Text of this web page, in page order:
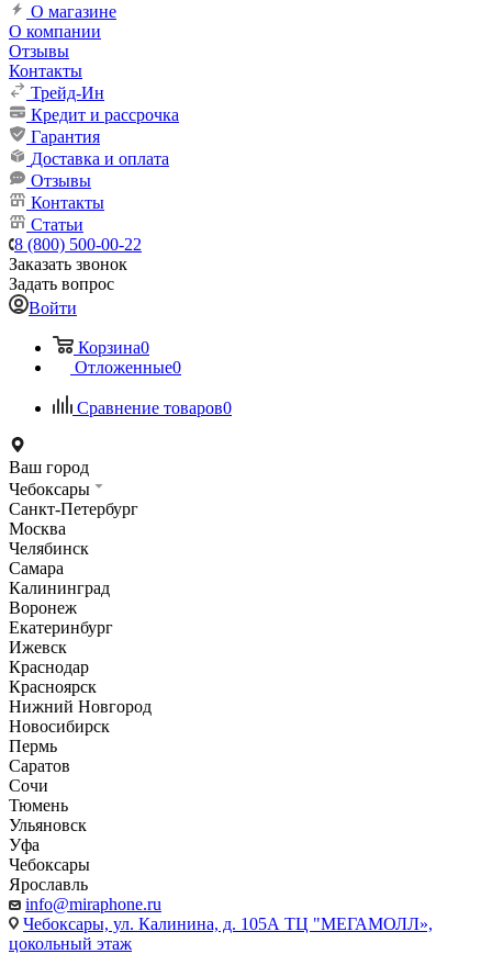
О магазине
О компании
Отзывы
Контакты
Трейд-Ин
Кредит и рассрочка
Гарантия
Доставка и оплата
Отзывы
Контакты
Статьи
8 (800) 500-00-22
Заказать звонок
Задать вопрос
Войти
Корзина0
Отложенные0
Сравнение товаров0
Ваш город
Чебоксары
Санкт-Петербург
Москва
Челябинск
Самара
Калининград
Воронеж
Екатеринбург
Ижевск
Краснодар
Красноярск
Нижний Новгород
Новосибирск
Пермь
Саратов
Сочи
Тюмень
Ульяновск
Уфа
Чебоксары
Ярославль
info@miraphone.ru
Чебоксары, ул. Калинина, д. 105А ТЦ "МЕГАМОЛЛ»,
цокольный этаж